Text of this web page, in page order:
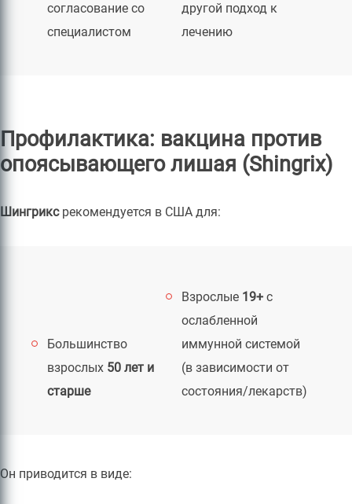
согласование со
специалистом
другой подход к
лечению
Профилактика: вакцина против
опоясывающего лишая (Shingrix)
Шингриксрекомендуется в США для:
Большинство
взрослых 50 лет и
старше
Взрослые 19+ с
ослабленной
иммунной системой
(в зависимости от
состояния/лекарств)
Он приводится в виде: